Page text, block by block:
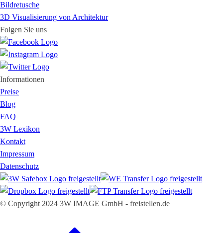
Bildretusche
3D Visualisierung von Architektur
Folgen Sie uns
Informationen
Preise
Blog
FAQ
3W Lexikon
Kontakt
Impressum
Datenschutz
© Copyright 2024 3W IMAGE GmbH - freistellen.de